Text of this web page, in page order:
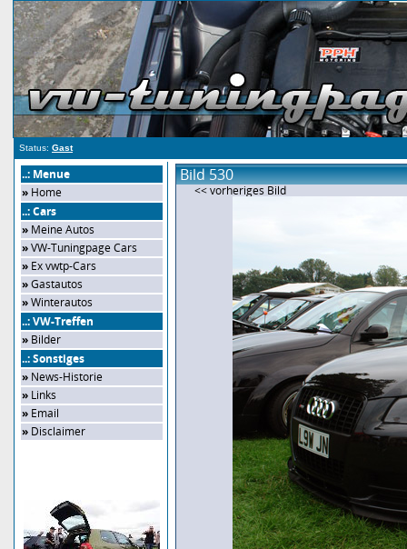
Status: Gast
..: Menue
» Home
..: Cars
» Meine Autos
»VW-Tuningpage Cars
» Ex vwtp-Cars
»Gastautos
»Winterautos
..: VW-Treffen
» Bilder
..: Sonstiges
» News-Historie
» Links
» Email
» Disclaimer
Bild 530
<< vorheriges Bild